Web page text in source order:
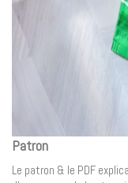
Patron
Le patron & le PDF